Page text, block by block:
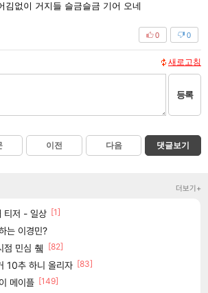
김없이 거지들 슬금슬금 기어 오네
0
0
새로고침
등록
이전 다음 댓글보기
더보기+
티저 - 일상 [1]
는 이경민?
점 민심 췤
[82]
10추 하니 올리자 [83]
메이플 [149]